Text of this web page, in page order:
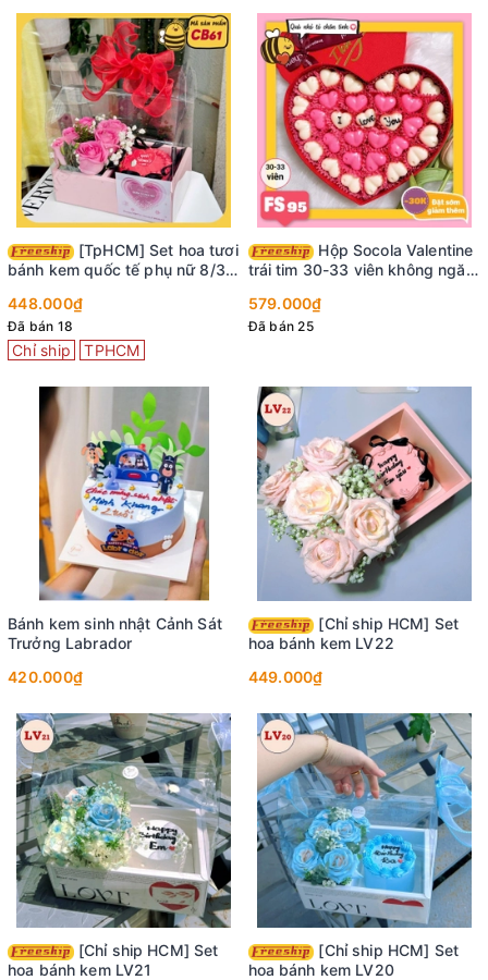
[TpHCM] Set hoa tươi
bánh kem quốc tế phụ nữ 8/3
448.000₫
Đã bán 18
Chỉ ship TPHCM
trái tim 30-33 viên không ngăn
579.000₫
Đã bán 25
Bánh kem sinh nhật Cảnh Sát
Trưởng Labrador
420.000₫
hoa bánh kem LV22
449.000₫
[Chỉ ship HCM] Set
hoa bánh kem LV21
hoa bánh kem LV20